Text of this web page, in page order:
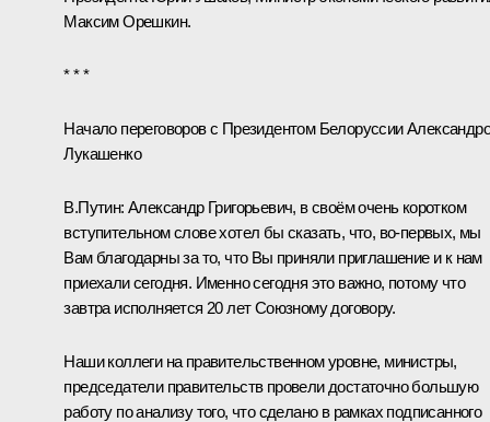
Максим Орешкин.
* * *
Начало переговоров с Президентом Белоруссии
Лукашенко
В.Путин: Александр Григорьевич, в своём очень коротком
вступительном слове хотел бы сказать, что, во‑первых, мы
Вам благодарны за то, что Вы приняли приглашение и к нам
приехали сегодня. Именно сегодня это важно, потому что
завтра исполняется 20 лет Союзному договору.
Наши коллеги на правительственном уровне, министры,
председатели правительств провели достаточно большую
работу по анализу того, что сделано в рамках подписанного